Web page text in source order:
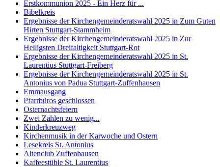
Erstkommunion 2025 - Ein Herz für ...
Bibelkreis
Ergebnisse der Kirchengemeinderatswahl 2025 in Zum Guten
Hirten Stuttgart-Stammheim
Ergebnisse der Kirchengemeinderatswahl 2025 in Zur
Heiligsten Dreifaltigkeit Stuttgart-Rot
Ergebnisse der Kirchengemeinderatswahl 2025 in St.
Laurentius Stuttgart-Freiberg
Ergebnisse der Kirchengemeinderatswahl 2025 in St.
Antonius von Padua Stuttgart-Zuffenhausen
Emmausgang
Pfarrbüros geschlossen
Osternachtsfeiern
Zwei Zahlen zu wenig...
Kinderkreuzweg
Kirchenmusik in der Karwoche und Ostern
Lesekreis St. Antonius
Altenclub Zuffenhausen
Kaffeestüble St. Laurentius